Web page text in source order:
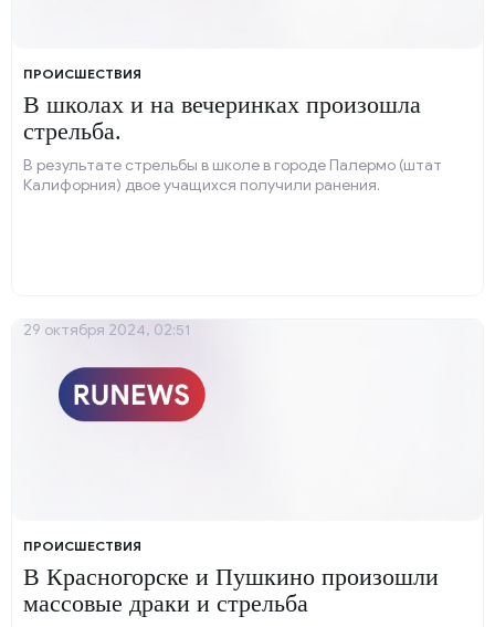
ПРОИСШЕСТВИЯ
В школах и на вечеринках произошла
стрельба.
В результате стрельбы в школе в городе Палермо (штат
Калифорния) двое учащихся получили ранения.
ПРОИСШЕСТВИЯ
В Красногорске и Пушкино произошли
массовые драки и стрельба
29 октября 2024, 02:51